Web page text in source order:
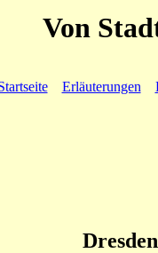
Von
Erläuterungen